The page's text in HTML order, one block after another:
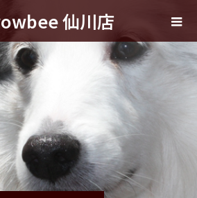
仙川店